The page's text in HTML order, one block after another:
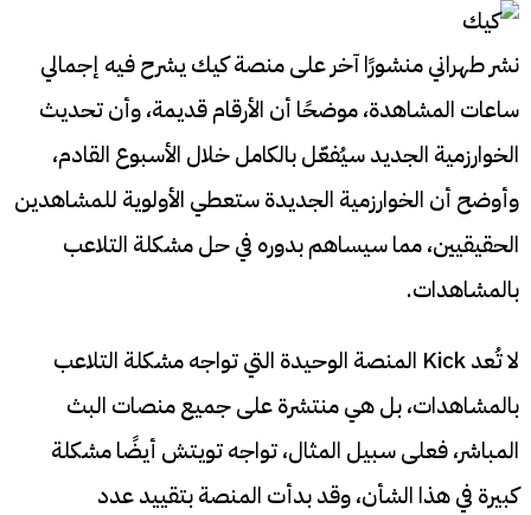
نشر طهراني منشورًا آخر على منصة كيك يشرح فيه إجمالي
ساعات المشاهدة، موضحًا أن الأرقام قديمة، وأن تحديث
الخوارزمية الجديد سيُفعّل بالكامل خلال الأسبوع القادم،
وأوضح أن الخوارزمية الجديدة ستعطي الأولوية للمشاهدين
الحقيقيين، مما سيساهم بدوره في حل مشكلة التلاعب
بالمشاهدات.
لا تُعد Kick المنصة الوحيدة التي تواجه مشكلة التلاعب
بالمشاهدات، بل هي منتشرة على جميع منصات البث
المباشر، فعلى سبيل المثال، تواجه تويتش أيضًا مشكلة
كبيرة في هذا الشأن، وقد بدأت المنصة بتقييد عدد